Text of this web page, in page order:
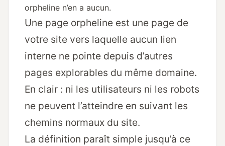
orpheline n’en a aucun.
Une page orpheline est une page de
votre site vers laquelle aucun lien
interne ne pointe depuis d’autres
pages explorables du même domaine.
En clair : ni les utilisateurs ni les robots
ne peuvent l’atteindre en suivant les
chemins normaux du site.
La définition paraît simple jusqu’à ce